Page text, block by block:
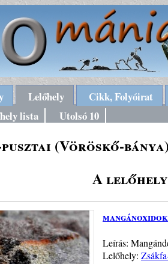
Lelőhely
Cikk, Folyóirat
lista Utolsó 10
(Vöröskő-
A lelőhely
mangánoxidok
Leírás:
Lelőhely: